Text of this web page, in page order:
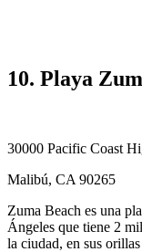
10. Playa
30000 Pacific Coast
Malibú, CA 90265
Zuma Beach es una
Ángeles que tiene 2
la ciudad, en sus